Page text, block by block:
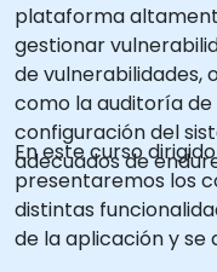
plataforma
gestionar
de vulnerabilidades,
como la auditoría
configuración del
adecuados de
En este curso
presentaremos los
distintas
de la aplicación y se